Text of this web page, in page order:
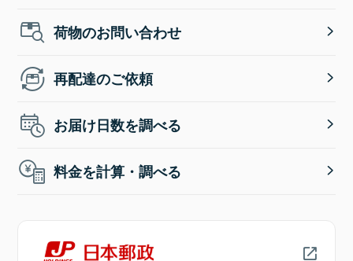
荷物のお問い合わせ
再配達のご依頼
お届け日数を調べる
料金を計算・調べる